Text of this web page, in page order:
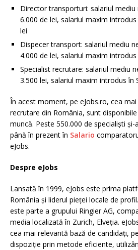
Director transporturi: salariul
6.000 de lei, salariul maxim
lei
Dispecer transport: salariul mediu
4.000 de lei, salariul maxim
Specialist recrutare: salariul mediu
3.500 lei, salariul maxim introdus în
În acest moment, pe eJobs.ro, cea
recrutare din România, sunt disponibile
muncă. Peste 550.000 de specialiști
până în prezent în Salario
eJobs.
Despre eJobs
Lansată în 1999, eJobs este prima
România și liderul pieței locale de
este parte a grupului Ringier AG,
media localizată în Zurich, Elveția.
cea mai relevantă bază de candidați,
dispoziție prin metode eficiente,